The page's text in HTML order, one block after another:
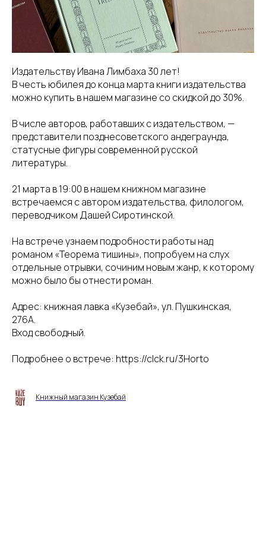
Издательству Ивана Лимбаха 30 лет!
В честь юбилея до конца марта книги издательства
можно купить в нашем магазине со скидкой до 30%.
В числе авторов, работавших с издательством, —
представители позднесоветского андеграунда,
статусные фигуры современной русской
литературы.
21 марта в 19:00 в нашем книжном магазине
встречаемся с автором издательства, филологом,
переводчиком Дашей Сиротинской.
На встрече узнаем подробности работы над
романом «Теорема тишины», попробуем на слух
отдельные отрывки, сочиним новым жанр, к которому
можно было бы отнести роман.
Адрес: книжная лавка «Кузебай», ул. Пушкинская,
276А.
Вход свободный.
Подробнее о встрече: https://clck.ru/3Horto
Книжный магазин Кузебай